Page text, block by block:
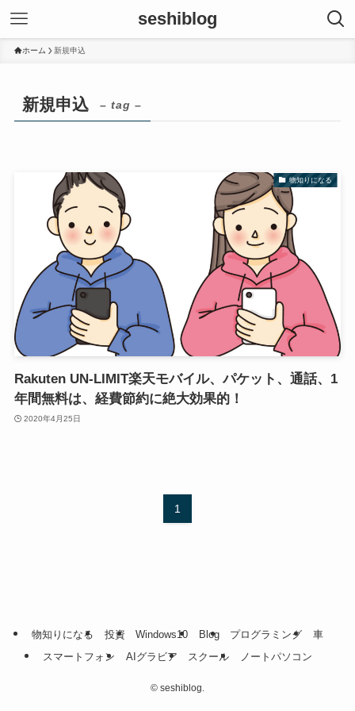
seshiblog
ホーム 新規申込
新規申込 – tag –
物知りになる
Rakuten UN-LIMIT楽天モバイル、パケット、通話、1
年間無料は、経費節約に絶大効果的！
2020年4月25日
1
物知りになる 投資 Windows10 Blog プログラミング
車
スマートフォン
AIグラビア スクール ノートパソコン
© seshiblog.